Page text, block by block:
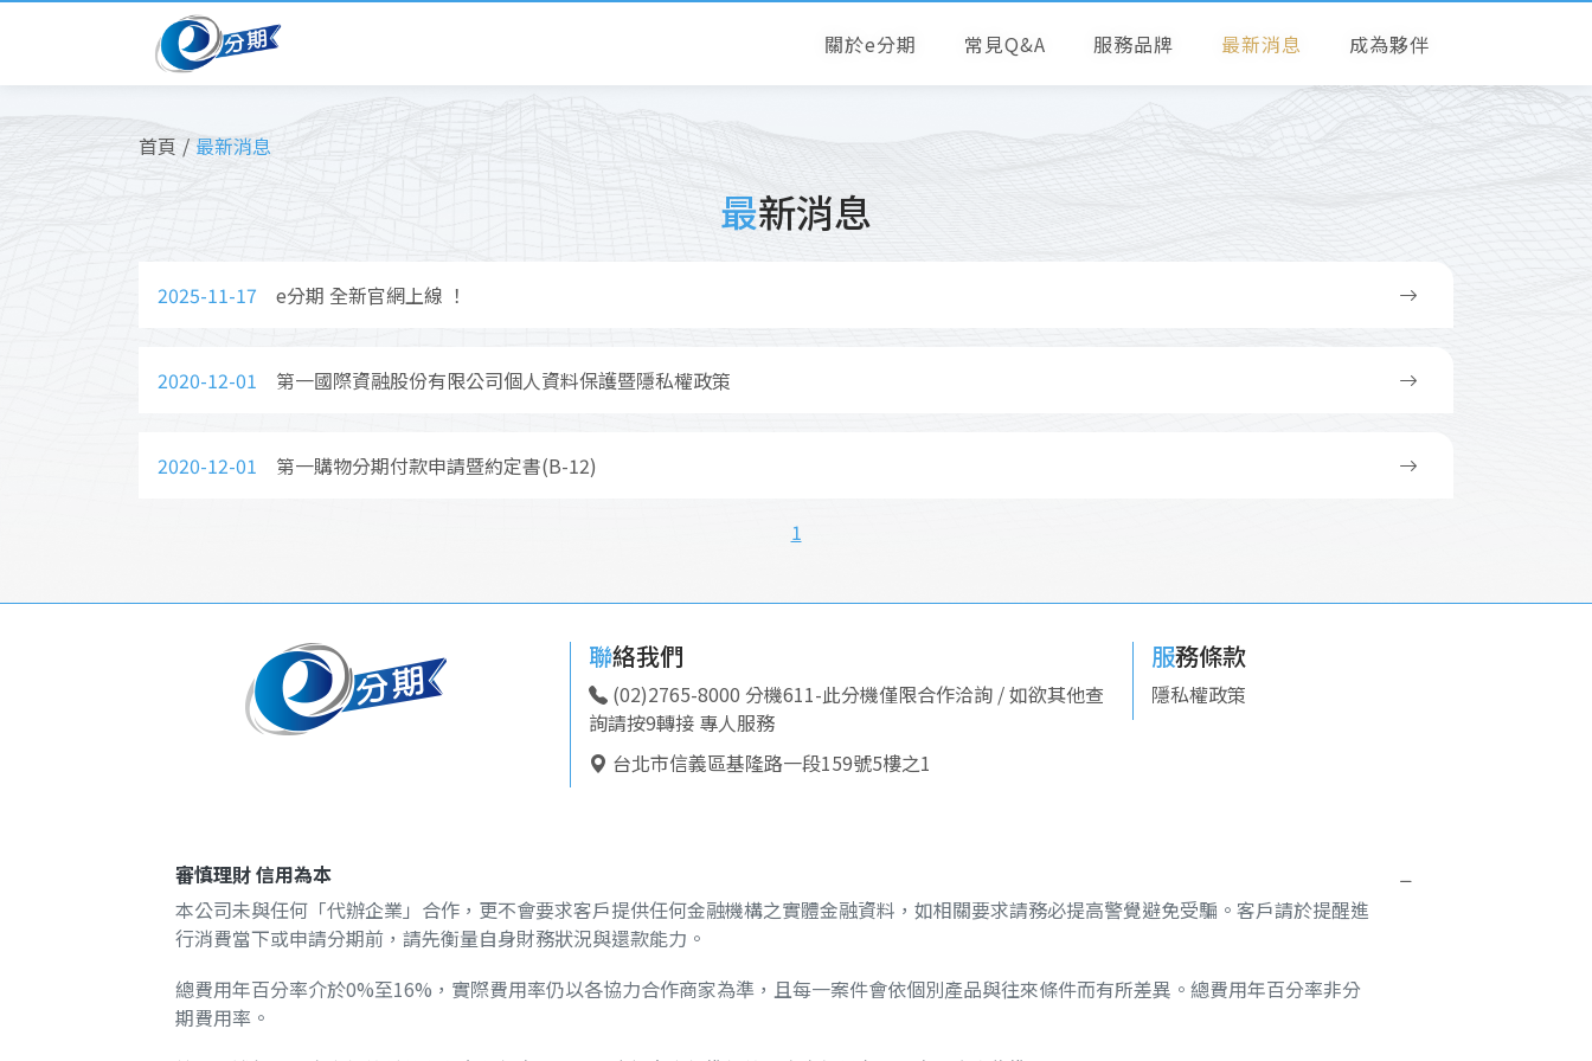
關於e分期 常見Q&A 服務品牌 最新消息 成為夥伴
首頁 最新消息
最新消息
2025-11-17 e分期 全新官網上線 ！
2020-12-01 第一國際資融股份有限公司個人資料保護暨隱私權政策
2020-12-01 第一購物分期付款申請暨約定書(B-12)
1
聯絡我們
(02)2765-8000 分機611-此分機僅限合作洽詢 / 如欲其他查
詢請按9轉接 專人服務
台北市信義區基隆路一段159號5樓之1
服務條款
隱私權政策
審慎理財 信用為本
本公司未與任何「代辦企業」合作，更不會要求客戶提供任何金融機構之實體金融資料，如相關要求請務必提高警覺避免受騙。客戶請於提醒進
行消費當下或申請分期前，請先衡量自身財務狀況與還款能力。
總費用年百分率介於0%至16%，實際費用率仍以各協力合作商家為準，且每一案件會依個別產品與往來條件而有所差異。總費用年百分率非分
期費用率。